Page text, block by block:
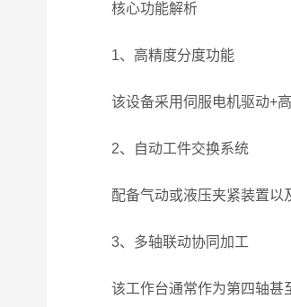
核心功能解析
1、高精度分度功能
该设备采用伺服电机驱动+高
2、自动工件交换系统
配备气动或液压夹紧装置以及
3、多轴联动协同加工
该工作台通常作为第四轴甚至